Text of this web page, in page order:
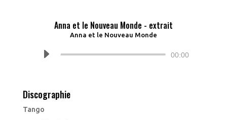
Anna et le Nouveau Monde - extrait
Anna et le Nouveau Monde
Lecteur
00:00
Discographie
Tango